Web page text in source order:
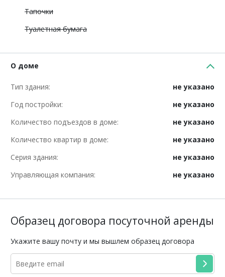
Тапочки
Туалетная бумага
О доме
Тип здания:
не указано
Год постройки:
не указано
Количество подъездов в доме:
не указано
Количество квартир в доме:
не указано
Серия здания:
не указано
Управляющая компания:
не указано
Образец договора посуточной аренды
Укажите вашу почту и мы вышлем образец договора